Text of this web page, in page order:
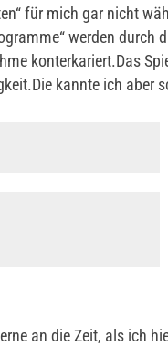
für mich gar nicht
werden durch
konterkariert.Das
kannte ich aber
an die Zeit, als ich